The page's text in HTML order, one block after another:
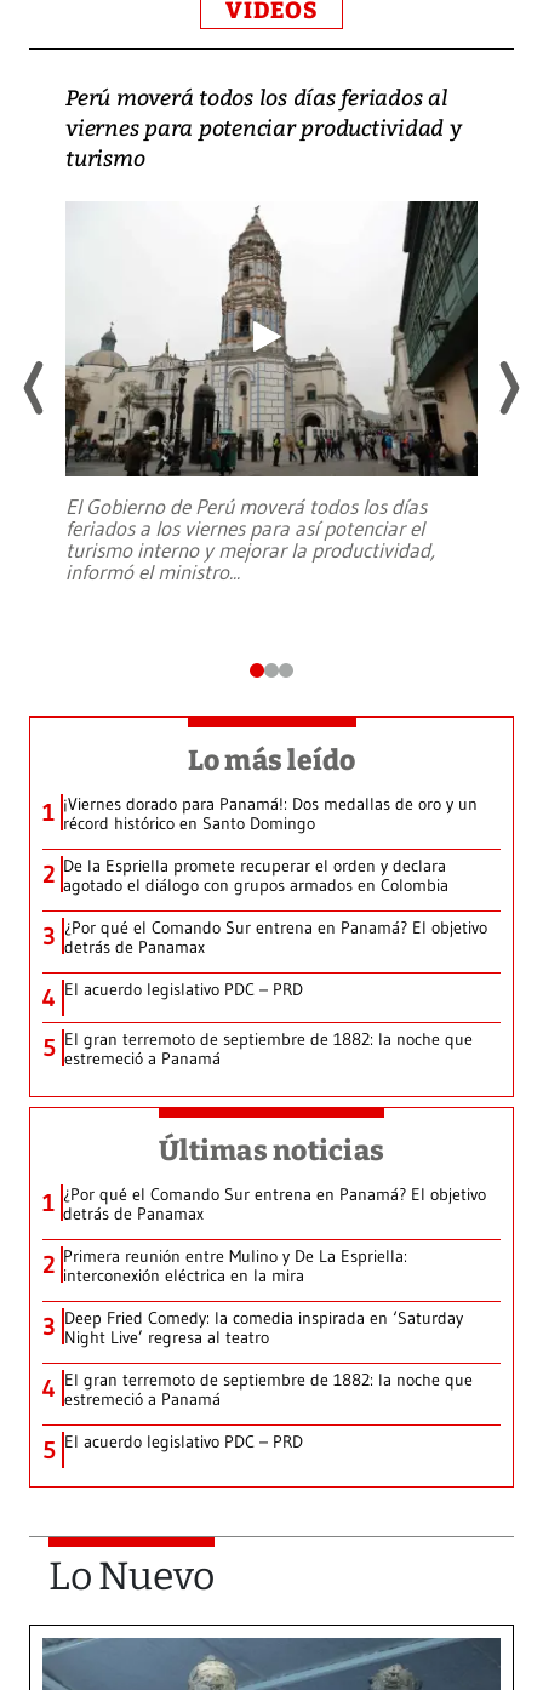
VIDEOS
Perú moverá todos los días feriados al
viernes para potenciar productividad y
turismo
El Gobierno de Perú moverá todos los días
feriados a los viernes para así potenciar el
turismo interno y mejorar la productividad,
informó el ministro...
Lo más leído
1 ¡Viernes dorado para Panamá!: Dos medallas de oro y un
récord histórico en Santo Domingo
2 De la Espriella promete recuperar el orden y declara
agotado el diálogo con grupos armados en Colombia
3 ¿Por qué el Comando Sur entrena en Panamá? El objetivo
detrás de Panamax
4 El acuerdo legislativo PDC – PRD
5 El gran terremoto de septiembre de 1882: la noche que
estremeció a Panamá
Últimas noticias
1 ¿Por qué el Comando Sur entrena en Panamá? El objetivo
detrás de Panamax
2 Primera reunión entre Mulino y De La Espriella:
interconexión eléctrica en la mira
3 Deep Fried Comedy: la comedia inspirada en ‘Saturday
Night Live’ regresa al teatro
4 El gran terremoto de septiembre de 1882: la noche que
estremeció a Panamá
5 El acuerdo legislativo PDC – PRD
Lo Nuevo